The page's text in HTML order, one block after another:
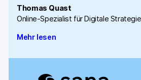
Thomas Quast
Online-Spezialist für Digitale
Mehr lesen